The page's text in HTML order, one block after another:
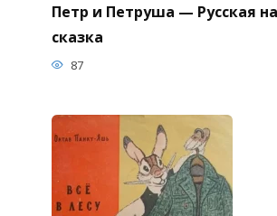
Петр и Петруша — Русская
сказка
87